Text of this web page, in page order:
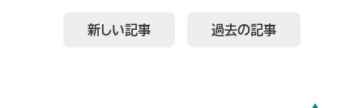
新しい記事 過去の記事